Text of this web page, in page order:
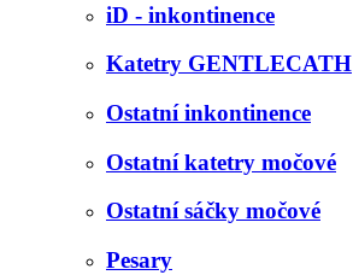
iD - inkontinence
Katetry GENTLECATH
Ostatní inkontinence
Ostatní katetry močové
Ostatní sáčky močové
Pesary